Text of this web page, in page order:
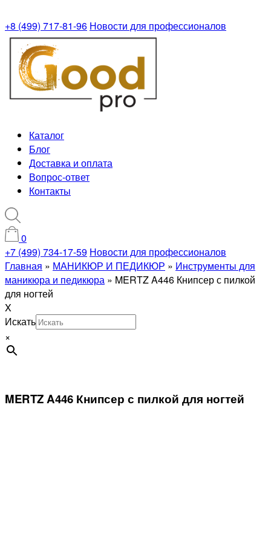
+8 (499) 717-81-96 Новости для профессионалов
Каталог
Блог
Доставка и оплата
Вопрос-ответ
Контакты
0
+7 (499) 734-17-59 Новости для профессионалов
Главная » МАНИКЮР И ПЕДИКЮР » Инструменты для
маникюра и педикюра » MERTZ A446 Книпсер с пилкой
для ногтей
X
Искать
×
MERTZ A446 Книпсер с пилкой для ногтей